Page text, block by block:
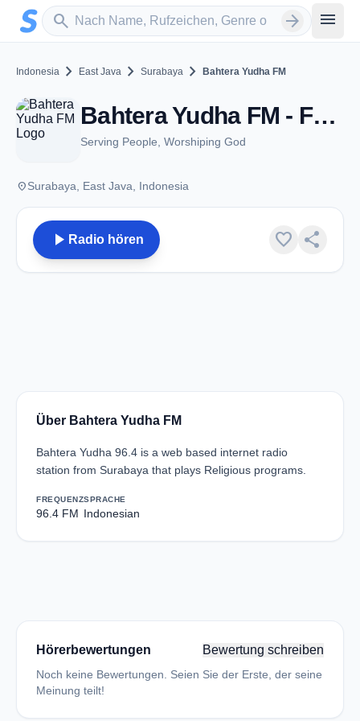
Zum Hauptinhalt springen
search
Sender suchen arrow_forward menu
Indonesia chevron_right East Java chevron_right Surabaya chevron_right Bahtera Yudha FM
Bahtera Yudha FM - FM 96.4 - Surabaya
Serving People, Worshiping God
placeSurabaya, East Java, Indonesia
play_arrow Radio hören favorite share
Über Bahtera Yudha FM
Bahtera Yudha 96.4 is a web based internet radio
station from Surabaya that plays Religious programs.
FREQUENZ
96.4 FM
SPRACHE
Indonesian
Hörerbewertungen Bewertung schreiben
Noch keine Bewertungen. Seien Sie der Erste, der seine
Meinung teilt!